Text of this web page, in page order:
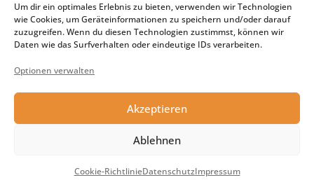
Um dir ein optimales Erlebnis zu bieten, verwenden wir Technologien
wie Cookies, um Geräteinformationen zu speichern und/oder darauf
zuzugreifen. Wenn du diesen Technologien zustimmst, können wir
Daten wie das Surfverhalten oder eindeutige IDs verarbeiten.
Optionen verwalten
Akzeptieren
Ablehnen
Cookie-RichtlinieDatenschutzImpressum
Kasse
Anmelden
Geschenk-Gutschein